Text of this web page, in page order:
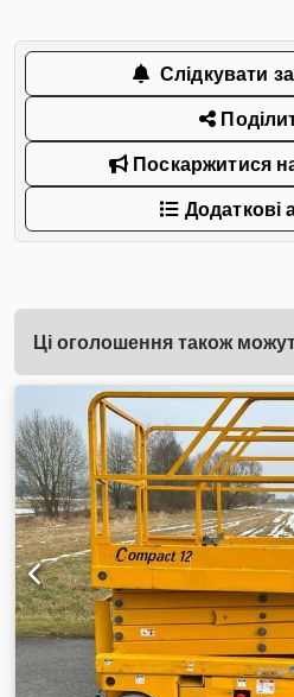
Слідкувати
Поскаржитися
Додаткові
Ці оголошення також